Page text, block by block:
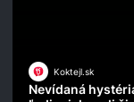
Koktejl.sk
Nevídaná